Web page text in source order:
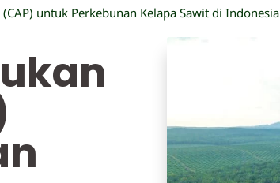
untuk Perkebunan Kelapa Sawit di Indonesia